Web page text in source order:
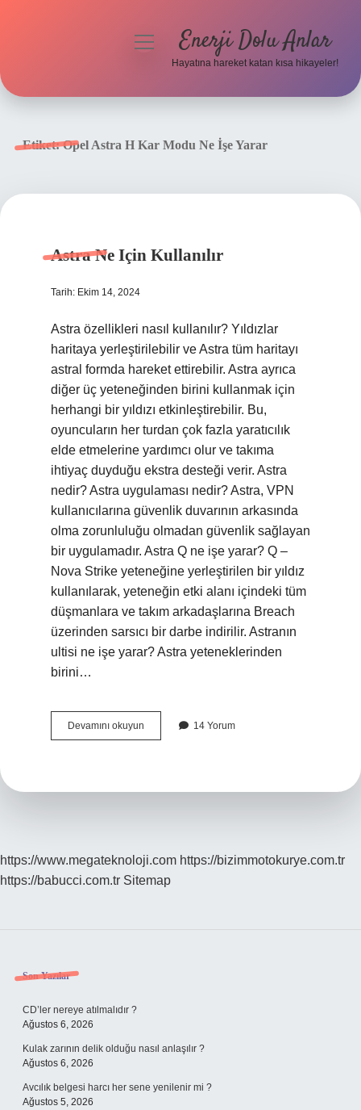
menüyüEnerji Dolu Anlar
Hayatına hareket katan kısa hikayeler!
Etiket:Opel Astra H Kar Modu Ne İşe Yarar
Astra Ne Için Kullanılır
Tarih: Ekim 14, 2024
Astra özellikleri nasıl kullanılır? Yıldızlar
haritaya yerleştirilebilir ve Astra tüm haritayı
astral formda hareket ettirebilir. Astra ayrıca
diğer üç yeteneğinden birini kullanmak için
herhangi bir yıldızı etkinleştirebilir. Bu,
oyuncuların her turdan çok fazla yaratıcılık
elde etmelerine yardımcı olur ve takıma
ihtiyaç duyduğu ekstra desteği verir. Astra
nedir? Astra uygulaması nedir? Astra, VPN
kullanıcılarına güvenlik duvarının arkasında
olma zorunluluğu olmadan güvenlik sağlayan
bir uygulamadır. Astra Q ne işe yarar? Q –
Nova Strike yeteneğine yerleştirilen bir yıldız
kullanılarak, yeteneğin etki alanı içindeki tüm
düşmanlara ve takım arkadaşlarına Breach
üzerinden sarsıcı bir darbe indirilir. Astranın
ultisi ne işe yarar? Astra yeteneklerinden
birini…
Devamını okuyun
Ne
14 Yorum
https://www.megateknoloji.com https://bizimmotokurye.com.tr
https://babucci.com.tr Sitemap
Sidebar
Son Yazılar
CD’ler nereye atılmalıdır ?
Ağustos 6, 2026
Kulak zarının delik olduğu nasıl anlaşılır ?
Ağustos 6, 2026
Avcılık belgesi harcı her sene yenilenir mi ?
Ağustos 5, 2026